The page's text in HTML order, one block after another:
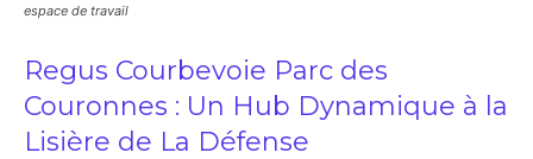
espace de travail
Regus Courbevoie Parc des
Couronnes : Un Hub Dynamique à la
Lisière de La Défense